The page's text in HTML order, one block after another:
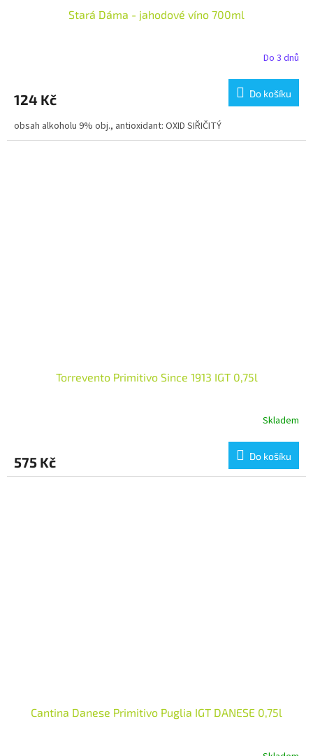
Stará Dáma - jahodové víno 700ml
Do 3 dnů
124 Kč Do košíku
obsah alkoholu 9% obj., antioxidant: OXID SIŘIČITÝ
Torrevento Primitivo Since 1913 IGT 0,75l
Skladem
575 Kč Do košíku
Cantina Danese Primitivo Puglia IGT DANESE 0,75l